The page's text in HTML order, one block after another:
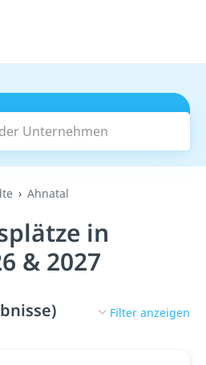
Unternehmen
Suchen
Ahnatal
in
& 2027
Filter anzeigen